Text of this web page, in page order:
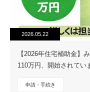
2026.05.22
【2026年住宅補助金】
110万円、開始されてい
申請・手続き